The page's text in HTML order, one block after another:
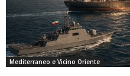
Mediterraneo e Vicino Oriente